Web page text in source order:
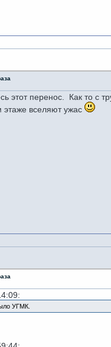
этот перенос. Как то с
этаже вселяют ужас
УГМК.